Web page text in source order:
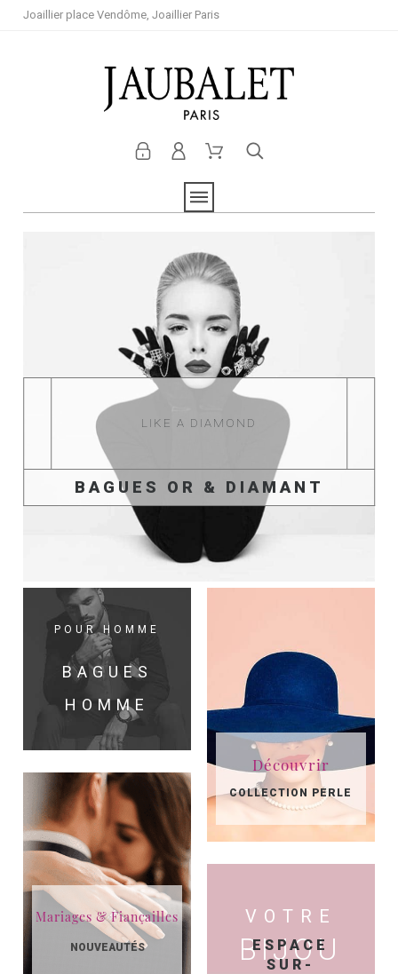
Joaillier place Vendôme, Joaillier Paris
LIKE A DIAMOND
BAGUES OR & DIAMANT
POUR HOMME
BAGUES
HOMME
Mariages & Fiançailles
NOUVEAUTÉS
Découvrir
COLLECTION PERLE
VOTRE
BIJOU
ESPACE
SUR-